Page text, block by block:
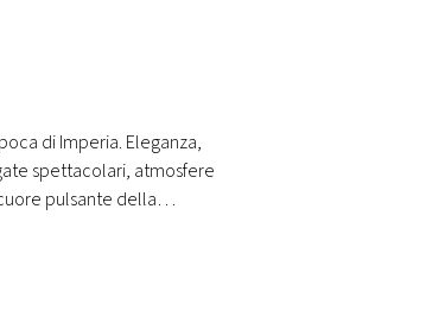
di Imperia. Eleganza,
spettacolari, atmosfere
pulsante della